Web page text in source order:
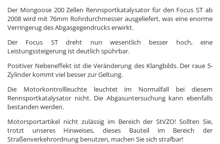
Der Mongoose 200 Zellen Rennsportkatalysator für den Focus ST ab
2008 wird mit 76mm Rohrdurchmesser ausgeliefert, was eine enorme
Verringerug des Abgasgegendrucks erwirkt.
Der Focus ST dreht nun wesentlich besser hoch, eine
Leistungssteigerung ist deutlich spührbar.
Positiver Nebeneffekt ist die Veränderung des Klangbilds. Der raue 5-
Zylinder kommt viel besser zur Geltung.
Die Motorkontrollleuchte leuchtet im Normalfall bei diesem
Rennsportkatalysator nicht. Die Abgasuntersuchung kann ebenfalls
bestanden werden.
Motorsportartikel nicht zulässig im Bereich der StVZO! Sollten Sie,
trotzt unseres Hinweises, dieses Bauteil im Bereich der
Straßenverkehrordnung benutzen, machen Sie sich strafbar!